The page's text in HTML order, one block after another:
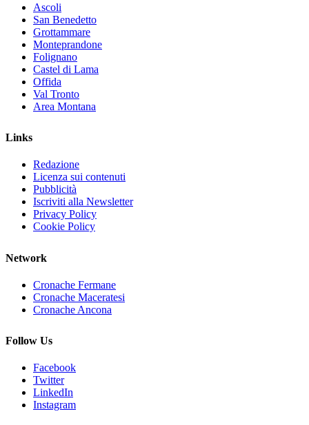
Ascoli
San Benedetto
Grottammare
Monteprandone
Folignano
Castel di Lama
Offida
Val Tronto
Area Montana
Links
Redazione
Licenza sui contenuti
Pubblicità
Iscriviti alla Newsletter
Privacy Policy
Cookie Policy
Network
Cronache Fermane
Cronache Maceratesi
Cronache Ancona
Follow Us
Facebook
Twitter
LinkedIn
Instagram